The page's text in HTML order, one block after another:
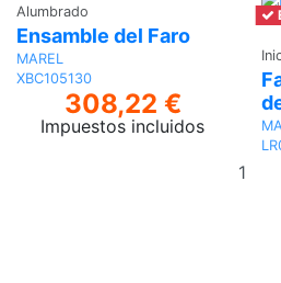
Alumbrado
Ensamble del Faro
MAREL
XBC105130
308,22 €
Impuestos incluidos